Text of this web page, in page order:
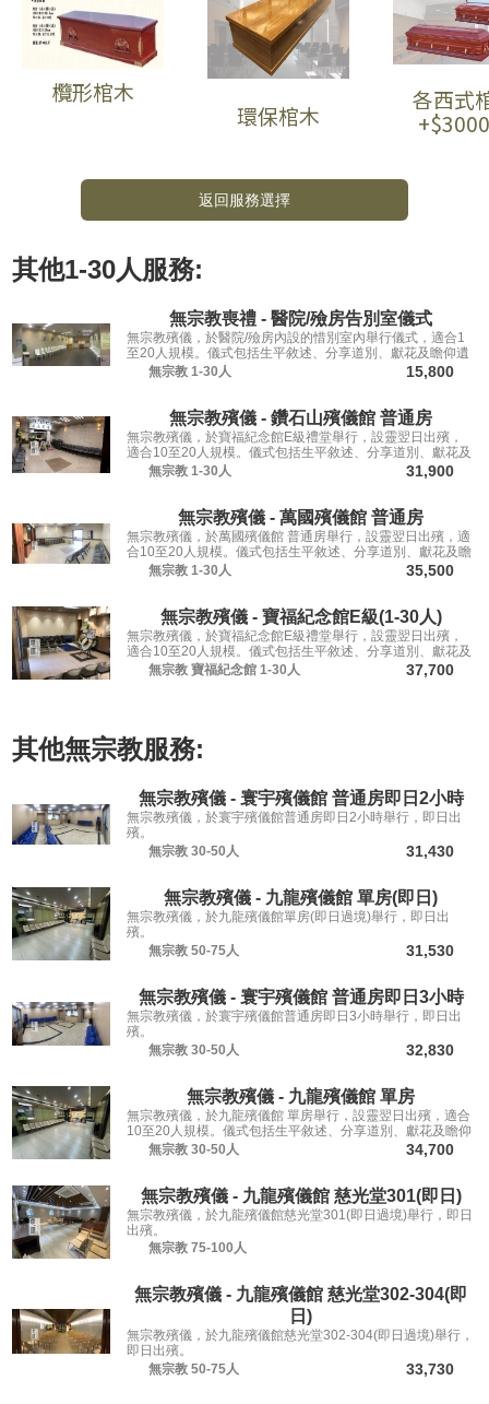
欖形棺木
環保棺木
各西式
返回服務選擇
其他1-30人服務:
無宗教喪禮 - 醫院/殮房告別室儀式
無宗教殯儀，於醫院/殮房內設的惜別室內舉行儀式，適合1
至20人規模。儀式包括生平敘述、分享道別、獻花及瞻仰遺
容，讓親友從容道別。
無宗教 1-30人 15,800
無宗教殯儀 - 鑽石山殯儀館 普通房
無宗教殯儀，於寶福紀念館E級禮堂舉行，設靈翌日出殯，
適合10至20人規模。儀式包括生平敘述、分享道別、獻花及
瞻仰遺容，讓親友從容道別。
無宗教 1-30人 31,900
無宗教殯儀 - 萬國殯儀館 普通房
無宗教殯儀，於萬國殯儀館 普通房舉行，設靈翌日出殯，適
合10至20人規模。儀式包括生平敘述、分享道別、獻花及瞻
仰遺容，讓親友從容道別。
無宗教 1-30人 35,500
無宗教殯儀 - 寶福紀念館E級(1-30人)
無宗教殯儀，於寶福紀念館E級禮堂舉行，設靈翌日出殯，
適合10至20人規模。儀式包括生平敘述、分享道別、獻花及
瞻仰遺容，讓親友從容道別。
無宗教 寶福紀念館 1-30人 37,700
其他無宗教服務:
無宗教殯儀 - 寰宇殯儀館 普通房即日2小時
無宗教殯儀，於寰宇殯儀館普通房即日2小時舉行，即日出
殯。
無宗教 30-50人 31,430
無宗教殯儀 - 九龍殯儀館 單房(即日)
無宗教殯儀，於九龍殯儀館單房(即日過境)舉行，即日出
殯。
無宗教 50-75人 31,530
無宗教殯儀 - 寰宇殯儀館 普通房即日3小時
無宗教殯儀，於寰宇殯儀館普通房即日3小時舉行，即日出
殯。
無宗教 30-50人 32,830
無宗教殯儀 - 九龍殯儀館 單房
無宗教殯儀，於九龍殯儀館 單房舉行，設靈翌日出殯，適合
10至20人規模。儀式包括生平敘述、分享道別、獻花及瞻仰
遺容，讓親友從容道別。
無宗教 30-50人 34,700
無宗教殯儀 - 九龍殯儀館 慈光堂301(即日)
無宗教殯儀，於九龍殯儀館慈光堂301(即日過境)舉行，即日
出殯。
無宗教 75-100人
無宗教殯儀 - 九龍殯儀館 慈光堂302-304(即
日)
無宗教殯儀，於九龍殯儀館慈光堂302-304(即日過境)舉行，
即日出殯。
無宗教 50-75人 33,730